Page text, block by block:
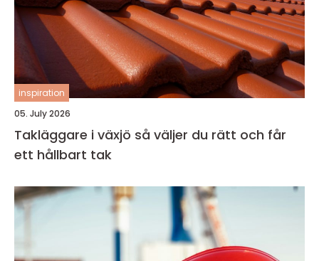
inspiration
05. July 2026
Takläggare i växjö så väljer du rätt och får
ett hållbart tak